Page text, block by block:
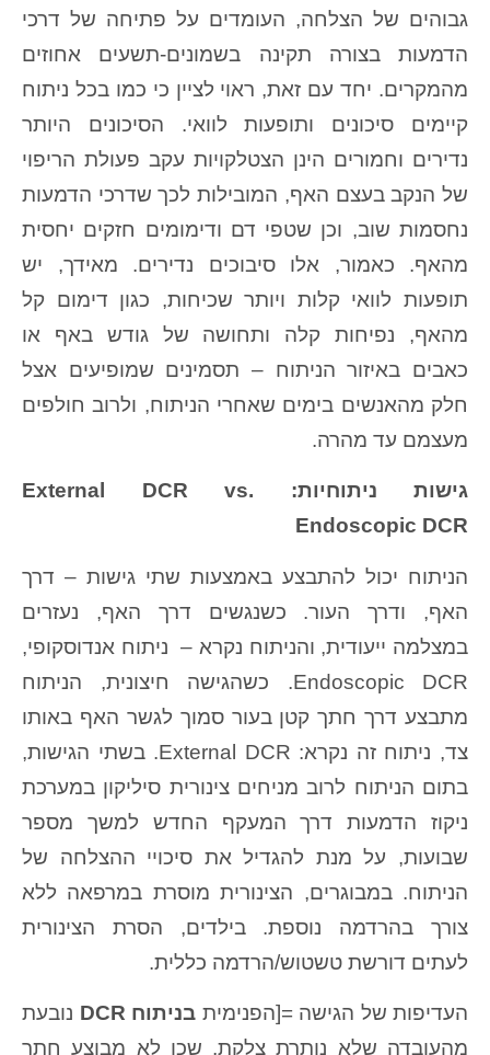
גבוהים של הצלחה, העומדים על פתיחה של דרכי
הדמעות בצורה תקינה בשמונים-תשעים אחוזים
מהמקרים. יחד עם זאת, ראוי לציין כי כמו בכל ניתוח
קיימים סיכונים ותופעות לוואי. הסיכונים היותר
נדירים וחמורים הינן הצטלקויות עקב פעולת הריפוי
של הנקב בעצם האף, המובילות לכך שדרכי הדמעות
נחסמות שוב, וכן שטפי דם ודימומים חזקים יחסית
מהאף. כאמור, אלו סיבוכים נדירים. מאידך, יש
תופעות לוואי קלות ויותר שכיחות, כגון דימום קל
מהאף, נפיחות קלה ותחושה של גודש באף או
כאבים באיזור הניתוח – תסמינים שמופיעים אצל
חלק מהאנשים בימים שאחרי הניתוח, ולרוב חולפים
מעצמם עד מהרה.
גישות ניתוחיות: External DCR vs.
Endoscopic DCR
הניתוח יכול להתבצע באמצעות שתי גישות – דרך
האף, ודרך העור. כשנגשים דרך האף, נעזרים
במצלמה ייעודית, והניתוח נקרא – ניתוח אנדוסקופי,
Endoscopic DCR. כשהגישה חיצונית, הניתוח
מתבצע דרך חתך קטן בעור סמוך לגשר האף באותו
צד, ניתוח זה נקרא: External DCR. בשתי הגישות,
בתום הניתוח לרוב מניחים צינורית סיליקון במערכת
ניקוז הדמעות דרך המעקף החדש למשך מספר
שבועות, על מנת להגדיל את סיכויי ההצלחה של
הניתוח. במבוגרים, הצינורית מוסרת במרפאה ללא
צורך בהרדמה נוספת. בילדים, הסרת הצינורית
לעתים דורשת טשטוש/הרדמה כללית.
העדיפות של הגישה =[הפנימית בניתוח DCR
נובעת
מהעובדה שלא נותרת צלקת, שכן לא מבוצע חתך